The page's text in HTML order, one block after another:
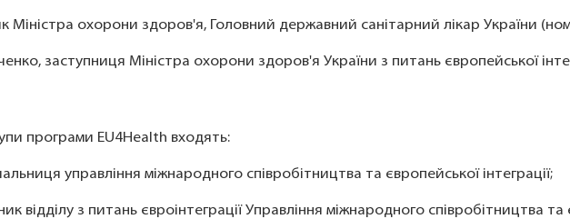
Міністра охорони здоров'я, Головний державний санітарний лікар України
заступниця Міністра охорони здоров'я України з питань європейської
програми EU4Health входять:
управління міжнародного співробітництва та європейської інтеграції;
відділу з питань євроінтеграції Управління міжнародного співробітництва та